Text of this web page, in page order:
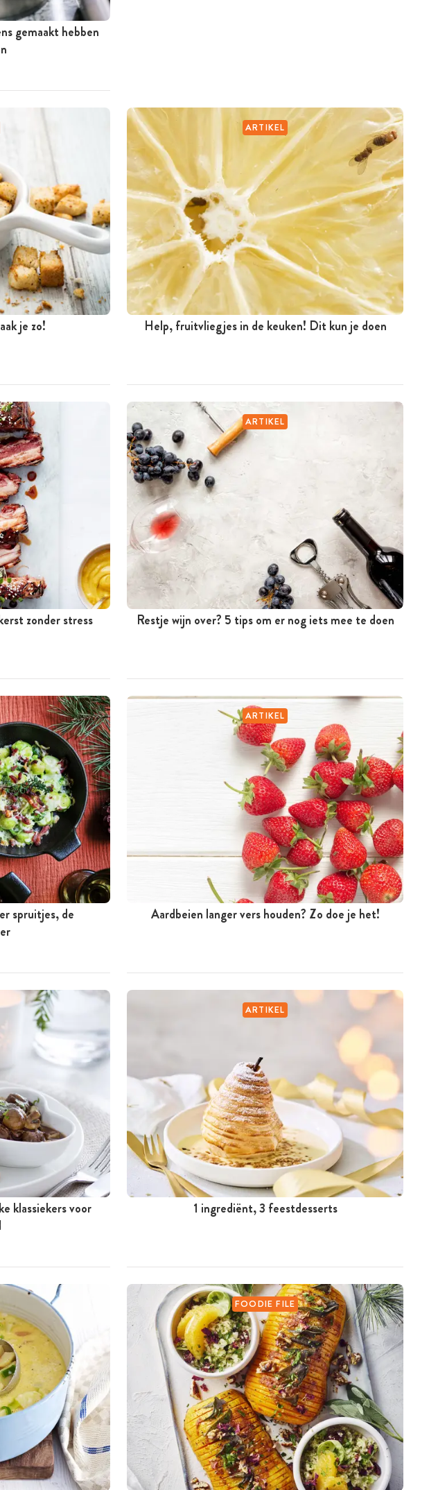
gemaakt hebben
je zo!
ARTIKEL
Help, fruitvliegjes in de keuken! Dit kun je doen
zonder stress
ARTIKEL
Restje wijn over? 5 tips om er nog iets mee te doen
spruitjes, de
ARTIKEL
Aardbeien langer vers houden? Zo doe je het!
klassiekers voor
ARTIKEL
1 ingrediënt, 3 feestdesserts
FOODIE FILE